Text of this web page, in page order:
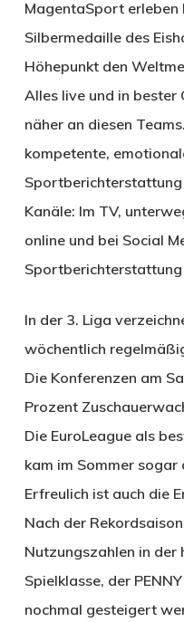
MagentaSport erleben
Silbermedaille des
Höhepunkt den
Alles live und in
näher an diesen
kompetente,
Kanäle: Im TV,
online und bei Social
In der 3. Liga
wöchentlich
Die Konferenzen am
Prozent
Die EuroLeague als
kam im Sommer
Erfreulich ist auch die
Nach der
Nutzungszahlen in der
Spielklasse, der
nochmal gesteigert